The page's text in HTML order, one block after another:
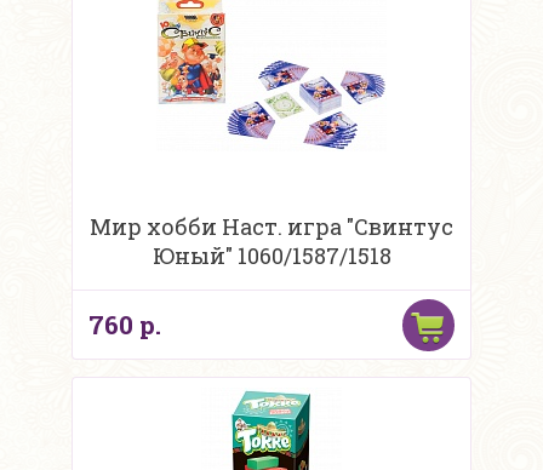
Мир хобби Наст. игра "Свинтус
Юный" 1060/1587/1518
760 р.